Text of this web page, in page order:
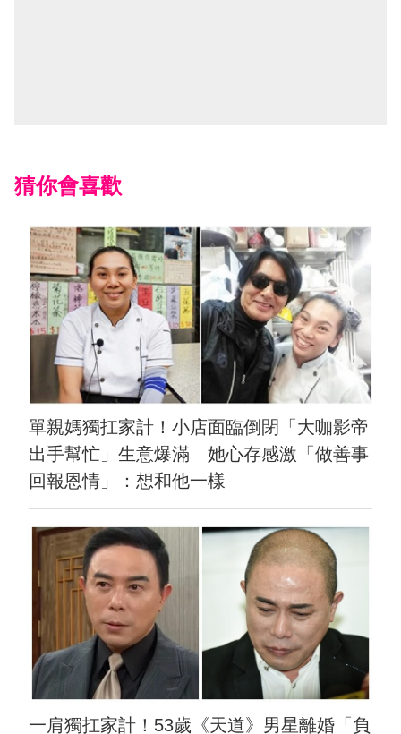
猜你會喜歡
單親媽獨扛家計！小店面臨倒閉「大咖影帝
出手幫忙」生意爆滿 她心存感激「做善事
回報恩情」：想和他一樣
一肩獨扛家計！53歲《天道》男星離婚「負